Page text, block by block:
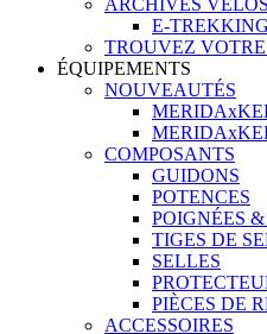
ARCHIVES
E-
TROUVEZ
ÉQUIPEMENTS
NOUVEAUTÉS
COMPOSANTS
GUIDONS
POTENCES
POIGNÉES
TIGES DE
SELLES
PIÈCES DE
ACCESSOIRES